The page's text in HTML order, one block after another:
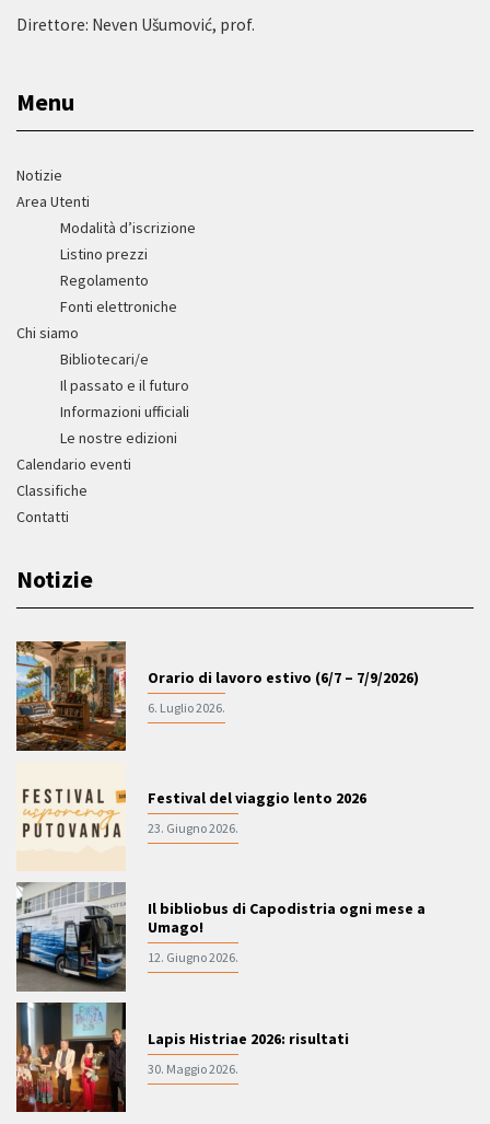
Direttore: Neven Ušumović, prof.
Menu
Notizie
Area Utenti
Modalità d’iscrizione
Listino prezzi
Regolamento
Fonti elettroniche
Chi siamo
Bibliotecari/e
Il passato e il futuro
Informazioni ufficiali
Le nostre edizioni
Calendario eventi
Classifiche
Contatti
Notizie
Orario di lavoro estivo (6/7 – 7/9/2026)
6. Luglio 2026.
Festival del viaggio lento 2026
23. Giugno 2026.
Il bibliobus di Capodistria ogni mese a
Umago!
12. Giugno 2026.
Lapis Histriae 2026: risultati
30. Maggio 2026.